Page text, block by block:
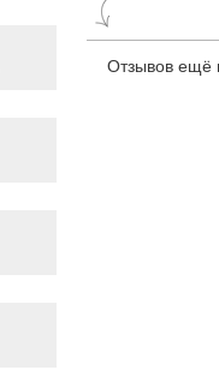
Отзывов ещё